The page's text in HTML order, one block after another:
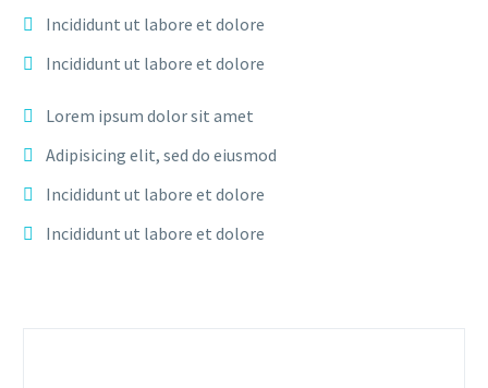
Incididunt ut labore et dolore
Incididunt ut labore et dolore
Lorem ipsum dolor sit amet
Adipisicing elit, sed do eiusmod
Incididunt ut labore et dolore
Incididunt ut labore et dolore